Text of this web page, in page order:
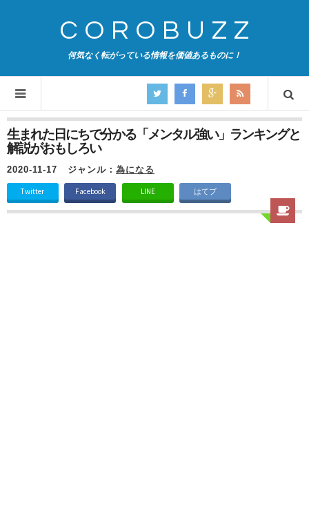
COROBUZZ
何気なく転がっている情報を価値あるものに！
生まれた日にちで分かる「メンタル強い」ランキングと
解説がおもしろい
2020-11-17 ジャンル： 為になる
Twitter Facebook LINE はてブ